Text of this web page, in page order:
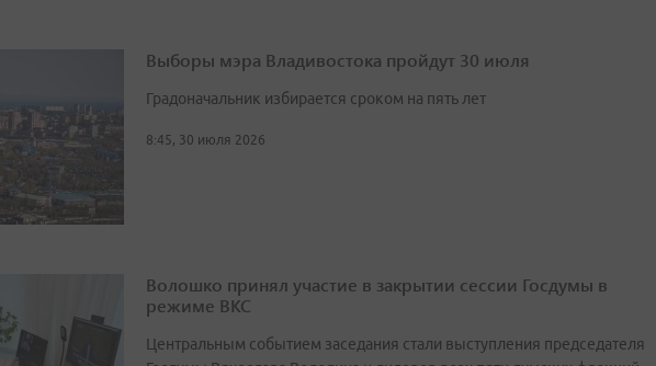
Выборы мэра Владивостока пройдут 30 июля
Градоначальник избирается сроком на пять лет
8:45, 30 июля 2026
Волошко принял участие в закрытии сессии Госдумы в
режиме ВКС
Центральным событием заседания стали выступления председателя